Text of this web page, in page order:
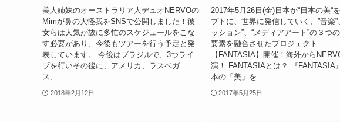
美人姉妹のオーストラリア人デュオNERVOの
Mimが鼻の大怪我をSNSで公開しました！彼
女らは人気が故に多忙のスケジュールをこな
す必要があり、今後もツアーを行う予定と発
表しています。 今後はブラジルで、3つライ
ブを行いその後に、アメリカ、ラスベガ
ス、...
2018年2月12日
2017年5月26日(金)日本が“日本の美“
プトに、世界に発信していく、”音楽”
ッション”、“メディアアート”の３つ
要素を融合させたプロジェクト
【FANTASIA】開催！海外から
演！ FANTASIAとは？ 『FANTASIA
本の「美」を...
2017年5月25日